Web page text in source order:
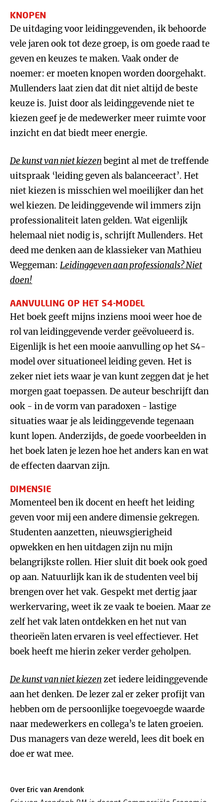
KNOPEN
De uitdaging voor leidinggevenden, ik behoorde
vele jaren ook tot deze groep, is om goede raad te
geven en keuzes te maken. Vaak onder de
noemer: er moeten knopen worden doorgehakt.
Mullenders laat zien dat dit niet altijd de beste
keuze is. Juist door als leidinggevende niet te
kiezen geef je de medewerker meer ruimte voor
inzicht en dat biedt meer energie.
De kunst van niet kiezenbegint al met de treffende
uitspraak ‘leiding geven als balanceeract’. Het
niet kiezen is misschien wel moeilijker dan het
wel kiezen. De leidinggevende wil immers zijn
professionaliteit laten gelden. Wat eigenlijk
helemaal niet nodig is, schrijft Mullenders. Het
deed me denken aan de klassieker van Mathieu
Weggeman: Leidinggeven aan professionals? Niet
doen!
AANVULLING OP HET S4-MODEL
Het boek geeft mijns inziens mooi weer hoe de
rol van leidinggevende verder geëvolueerd is.
Eigenlijk is het een mooie aanvulling op het S4-
model over situationeel leiding geven. Het is
zeker niet iets waar je van kunt zeggen dat je het
morgen gaat toepassen. De auteur beschrijft dan
ook - in de vorm van paradoxen - lastige
situaties waar je als leidinggevende tegenaan
kunt lopen. Anderzijds, de goede voorbeelden in
het boek laten je lezen hoe het anders kan en wat
de effecten daarvan zijn.
DIMENSIE
Momenteel ben ik docent en heeft het leiding
geven voor mij een andere dimensie gekregen.
Studenten aanzetten, nieuwsgierigheid
opwekken en hen uitdagen zijn nu mijn
belangrijkste rollen. Hier sluit dit boek ook goed
op aan. Natuurlijk kan ik de studenten veel bij
brengen over het vak. Gespekt met dertig jaar
werkervaring, weet ik ze vaak te boeien. Maar ze
zelf het vak laten ontdekken en het nut van
theorieën laten ervaren is veel effectiever. Het
boek heeft me hierin zeker verder geholpen.
De kunst van niet kiezenzet iedere leidinggevende
aan het denken. De lezer zal er zeker profijt van
hebben om de persoonlijke toegevoegde waarde
naar medewerkers en collega’s te laten groeien.
Dus managers van deze wereld, lees dit boek en
doe er wat mee.
Over Eric van Arendonk